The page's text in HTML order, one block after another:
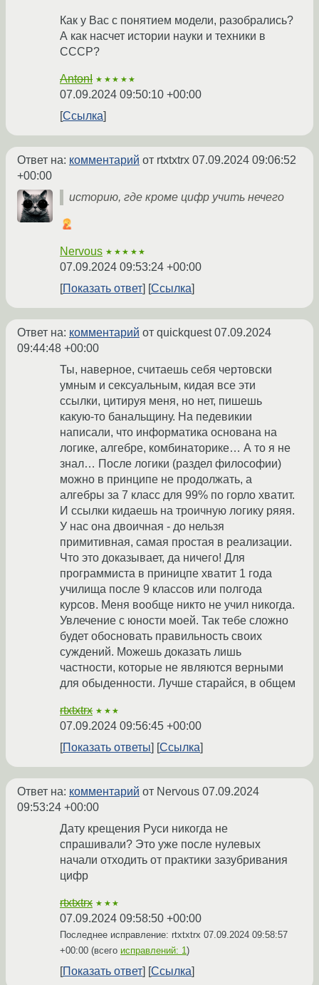
Как у Вас с понятием модели, разобрались?
А как насчет истории науки и техники в
СССР?
AntonI ★★★★★
07.09.2024 09:50:10 +00:00
Ссылка
Ответ на: комментарий от rtxtxtrx 07.09.2024 09:06:52
+00:00
историю, где кроме цифр учить нечего
Nervous ★★★★★
07.09.2024 09:53:24 +00:00
Показать ответ
Ссылка
Ответ на: комментарий от quickquest07.09.2024
09:44:48 +00:00
Ты, наверное, считаешь себя чертовски
умным и сексуальным, кидая все эти
ссылки, цитируя меня, но нет, пишешь
какую-то банальщину. На педевикии
написали, что информатика основана на
логике, алгебре, комбинаторике… А то я не
знал… После логики (раздел философии)
можно в принципе не продолжать, а
алгебры за 7 класс для 99% по горло хватит.
И ссылки кидаешь на троичную логику ряяя.
У нас она двоичная - до нельзя
примитивная, самая простая в реализации.
Что это доказывает, да ничего! Для
программиста в приницпе хватит 1 года
училища после 9 классов или полгода
курсов. Меня вообще никто не учил никогда.
Увлечение с юности моей. Так тебе сложно
будет обосновать правильность своих
суждений. Можешь доказать лишь
частности, которые не являются верными
для обыденности. Лучше старайся, в общем
rtxtxtrx ★★★
07.09.2024 09:56:45 +00:00
Показать ответы
Ссылка
Ответ на: комментарий от Nervous 07.09.2024
09:53:24 +00:00
Дату крещения Руси никогда не
спрашивали? Это уже после нулевых
начали отходить от практики зазубривания
цифр
rtxtxtrx ★★★
07.09.2024 09:58:50 +00:00
Последнее исправление: rtxtxtrx 07.09.2024 09:58:57
+00:00 (всего исправлений: 1 )
Показать ответ Ссылка